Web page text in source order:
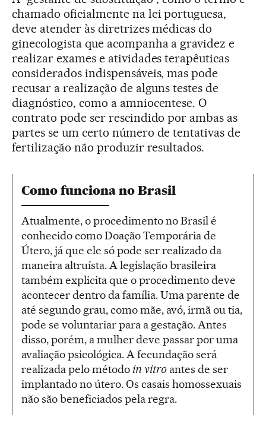
chamado oficialmente na lei portuguesa,
deve atender às diretrizes médicas do
ginecologista que acompanha a gravidez e
realizar exames e atividades terapêuticas
considerados indispensáveis, mas pode
recusar a realização de alguns testes de
diagnóstico, como a amniocentese. O
contrato pode ser rescindido por ambas as
partes se um certo número de tentativas de
fertilização não produzir resultados.
Como funciona no Brasil
Atualmente, o procedimento no Brasil é
conhecido como Doação Temporária de
Útero, já que ele só pode ser realizado da
maneira altruísta. A legislação brasileira
também explicita que o procedimento deve
acontecer dentro da família. Uma parente de
até segundo grau, como mãe, avó, irmã ou tia,
pode se voluntariar para a gestação. Antes
disso, porém, a mulher deve passar por uma
avaliação psicológica. A fecundação será
realizada pelo método in vitro antes de ser
implantado no útero. Os casais homossexuais
não são beneficiados pela regra.